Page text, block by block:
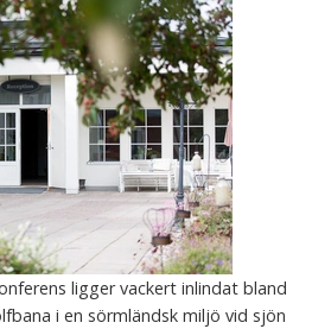
ligger vackert inlindat bland
i en sörmländsk miljö vid sjön